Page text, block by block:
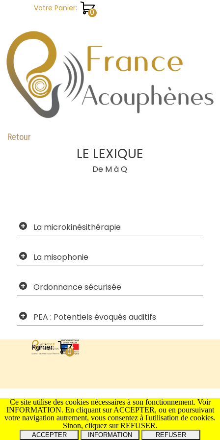
Aller au contenuVotre Panier:
Retour
LE LEXIQUE
De M à Q
La microkinésithérapie
La misophonie
Ordonnance sécurisée
PEA : Potentiels évoqués auditifs
Panier:
Ce site utilise des cookies nécessaires à son fonctionnement. Voir
INFORMATION. En cliquant sur ACCEPTER, ou en poursuivant
votre navigation autrement, vous consentez à l'utilisation de cookies.
Sinon, cliquez sur REFUSER.
INFORMATION